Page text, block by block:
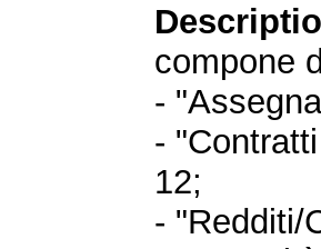
compone
-
-
12;
- "Redditi/